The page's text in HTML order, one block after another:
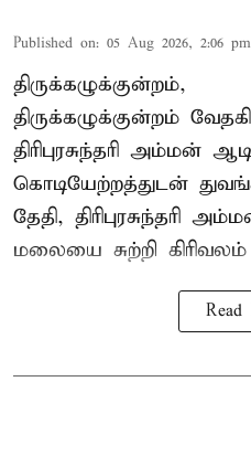
Published on: 05 Aug 2026, 2:06 pm
திருக்கழுக்குன்றம்,
திருக்கழுக்குன்றம்
திரிபுரசுந்தரி அம்மன்
கொடியேற்றத்துடன்
தேதி, திரிபுரசுந்தரி
மலையை சுற்றி கிரிவலம்
Read